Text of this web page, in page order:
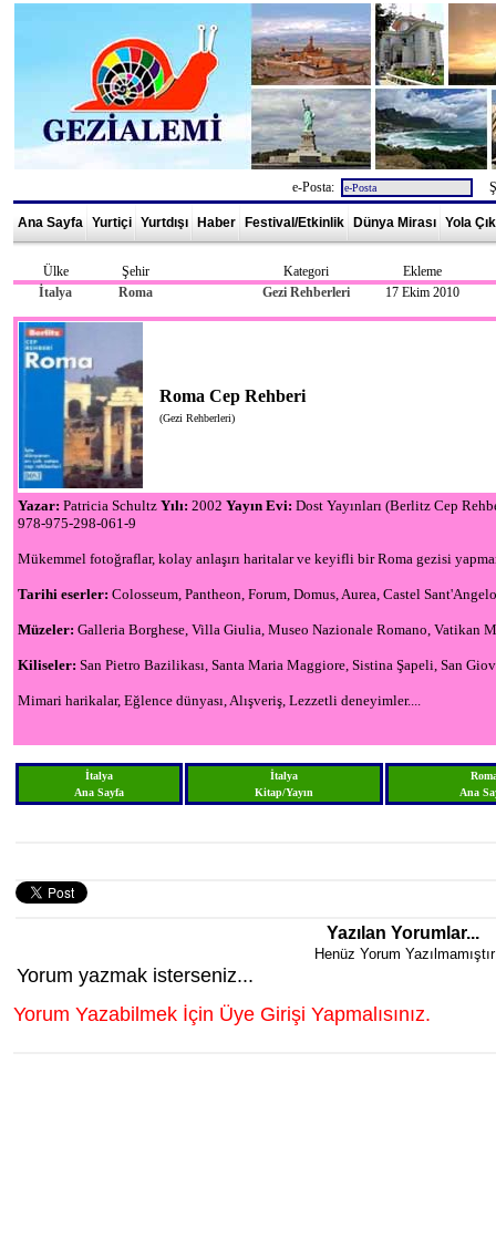
e-Posta:
Ana Sayfa Yurtiçi Yurtdışı Haber Festival/Etkinlik Dünya Mirası Yola
Ülke Şehir Kategori
Ekleme
İtalya
Roma Gezi Rehberleri 17 Ekim 2010
Roma Cep Rehberi
(Gezi Rehberleri)
Yazar: Patricia Schultz Yılı: 2002 Yayın Evi: Dost Yayınları (Berlitz Cep
978-975-298-061-9
Mükemmel fotoğraflar, kolay anlaşırı haritalar ve keyifli bir Roma gezisi
Tarihi eserler: Colosseum, Pantheon, Forum, Domus, Aurea, Castel Sant'Angelo
Müzeler: Galleria Borghese, Villa Giulia, Museo Nazionale Romano, Vatikan
Kiliseler: San Pietro Bazilikası, Santa Maria Maggiore, Sistina Şapeli, San
Mimari harikalar, Eğlence dünyası, Alışveriş, Lezzetli deneyimler....
İtalya
Ana Sayfa
İtalya
Kitap/Yayın
Ana
Yazılan Yorumlar...
Henüz Yorum Yazılmamıştır
Yorum yazmak isterseniz...
Yorum Yazabilmek İçin Üye Girişi Yapmalısınız.